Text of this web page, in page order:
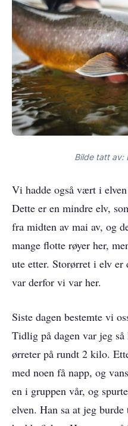
Bilde tatt av:
Vi hadde også vært i
Dette er en mindre elv,
fra midten av mai av, og
mange flotte røyer her,
ute etter. Storørret i elv er
var derfor vi var her.
Siste dagen bestemte vi
Tidlig på dagen var jeg
ørreter på rundt 2 kilo.
med noen få napp, og
en i gruppen vår, og
elven. Han sa at jeg